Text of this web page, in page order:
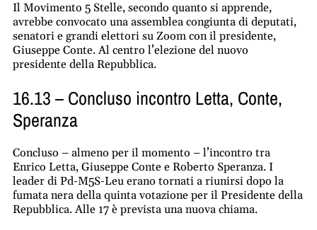
Il Movimento 5 Stelle, secondo quanto si apprende,
avrebbe convocato una assemblea congiunta di deputati,
senatori e grandi elettori su Zoom con il presidente,
Giuseppe Conte. Al centro l’elezione del nuovo
presidente della Repubblica.
16.13 – Concluso incontro Letta, Conte,
Speranza
Concluso – almeno per il momento – l’incontro tra
Enrico Letta, Giuseppe Conte e Roberto Speranza. I
leader di Pd-M5S-Leu erano tornati a riunirsi dopo la
fumata nera della quinta votazione per il Presidente della
Repubblica. Alle 17 è prevista una nuova chiama.